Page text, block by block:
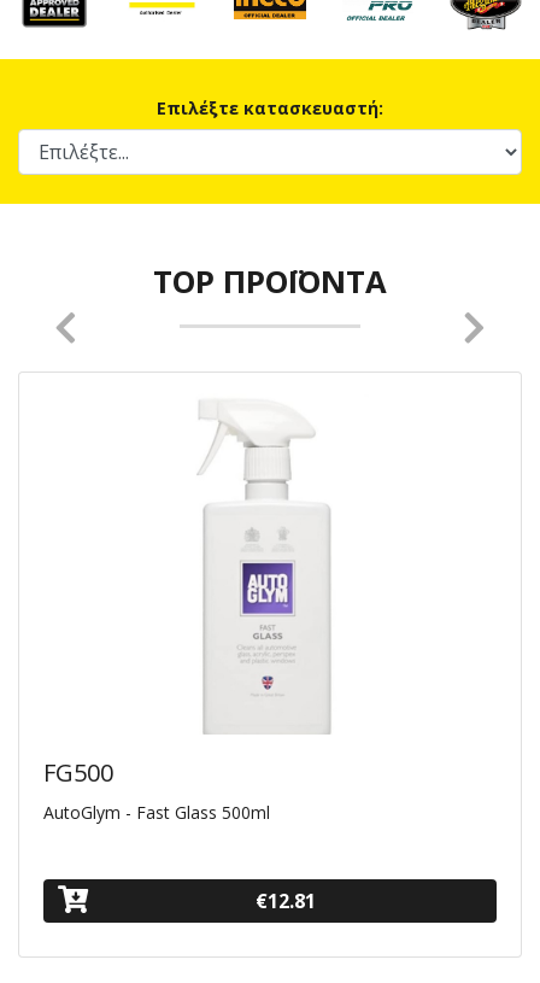
Επιλέξτε κατασκευαστή:
TOP ΠΡΟΪΌΝΤΑ
FG500
AutoGlym - Fast Glass 500ml
€12.81